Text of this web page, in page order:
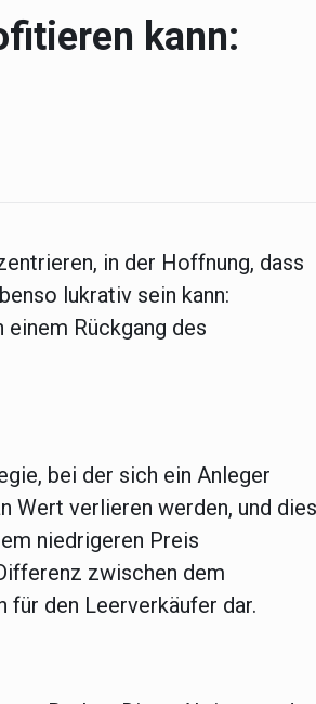
kann:
in der Hoffnung, dass
lukrativ sein kann:
Rückgang des
bei der sich ein Anleger
Wert verlieren werden, und
niedrigeren Preis
zwischen dem
für den Leerverkäufer dar.